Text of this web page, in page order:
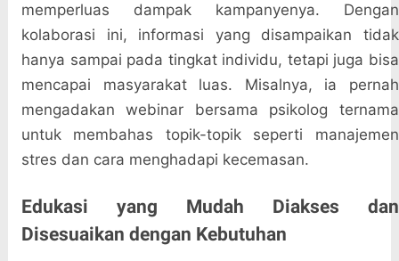
memperluas dampak kampanyenya. Dengan
kolaborasi ini, informasi yang disampaikan tidak
hanya sampai pada tingkat individu, tetapi juga bisa
mencapai masyarakat luas. Misalnya, ia pernah
mengadakan webinar bersama psikolog ternama
untuk membahas topik-topik seperti manajemen
stres dan cara menghadapi kecemasan.
Edukasi yang Mudah Diakses dan
Disesuaikan dengan Kebutuhan